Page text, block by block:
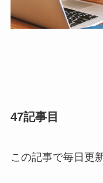
47記事目
この記事で毎日更